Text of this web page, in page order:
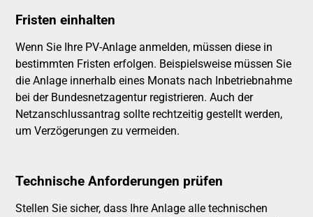
Fristen einhalten
Wenn Sie Ihre PV-Anlage anmelden, müssen diese in
bestimmten Fristen erfolgen. Beispielsweise müssen Sie
die Anlage innerhalb eines Monats nach Inbetriebnahme
bei der Bundesnetzagentur registrieren. Auch der
Netzanschlussantrag sollte rechtzeitig gestellt werden,
um Verzögerungen zu vermeiden.
Technische Anforderungen prüfen
Stellen Sie sicher, dass Ihre Anlage alle technischen